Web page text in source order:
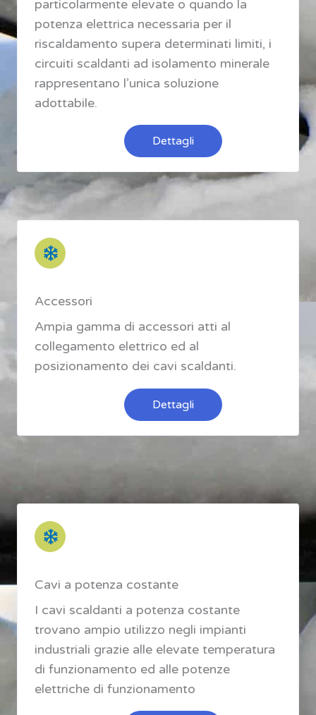
particolarmente elevate o quando la
potenza elettrica necessaria per il
riscaldamento supera determinati limiti, i
circuiti scaldanti ad isolamento minerale
rappresentano l’unica soluzione
adottabile.
Dettagli
Accessori
Ampia gamma di accessori atti al
collegamento elettrico ed al
posizionamento dei cavi scaldanti.
Dettagli
Cavi a potenza costante
I cavi scaldanti a potenza costante
trovano ampio utilizzo negli impianti
industriali grazie alle elevate temperatura
di funzionamento ed alle potenze
elettriche di funzionamento